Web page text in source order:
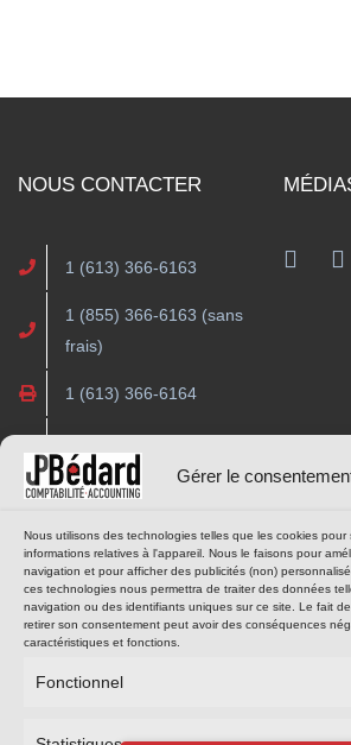
Gérer le
Nous utilisons des technologies telles que les cookies
informations relatives à l'appareil. Nous le faisons pour
navigation et pour afficher des publicités (non)
ces technologies nous permettra de traiter des données
navigation ou des identifiants uniques sur ce site. Le fait
retirer son consentement peut avoir des conséquences
caractéristiques et fonctions.
Fonctionnel
NOUS CONTACTER
1 (613) 366-6163
1 (855) 366-6163 (sans
frais)
1 (613) 366-6164
contact@cjpba.com
HEURES D’OUVERTURE
Lundi au jeudi
9h à 16h
(heure de l’est)